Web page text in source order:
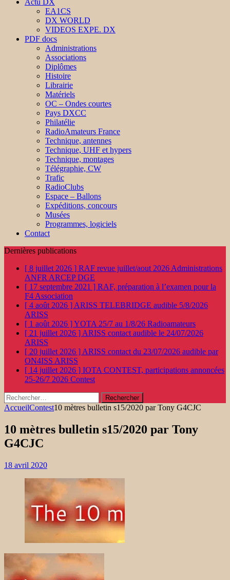
Actu DX
EA1CS
DX WORLD
VIDEOS EXPE. DX
PDF docs
Administrations
Associations
Diplômes
Histoire
Librairie
Matériels
OC – Ondes courtes
Pays DXCC
Philatélie
RadioAmateurs France
Technique, antennes
Technique, UHF et hypers
Technique, montages
Télégraphie, CW
Trafic
RadioClubs
Espace – Ballons
Expéditions, concours
Musées
Programmes, logiciels
Contact
Dernières publications
[ 8 juillet 2026 ] RAF revue juillet/aout 2026 Administrations
ANFR ARCEP DGE
[ 17 septembre 2021 ] RAF, préparation à l’examen pour la
F4 Association
[ 4 août 2026 ] ARISS TELEBRIDGE audible 5/8/2026
ARISS
[ 1 août 2026 ]YOTA 25/7 au 1/8/26 Radioamateurs
[ 21 juillet 2026 ] ARISS contact audible le 24/07/2026
ARISS
[ 20 juillet 2026 ] ARISS contact du 23/07/2026 audible par
ON4ISS ARISS
[ 14 juillet 2026 ] IOTA CONTEST, participations annoncées
25-26/7 2026 Contest
Rechercher :
AccueilContest10 mètres bulletin s15/2020 par Tony G4CJC
10 mètres bulletin s15/2020 par Tony
G4CJC
18 avril 2020